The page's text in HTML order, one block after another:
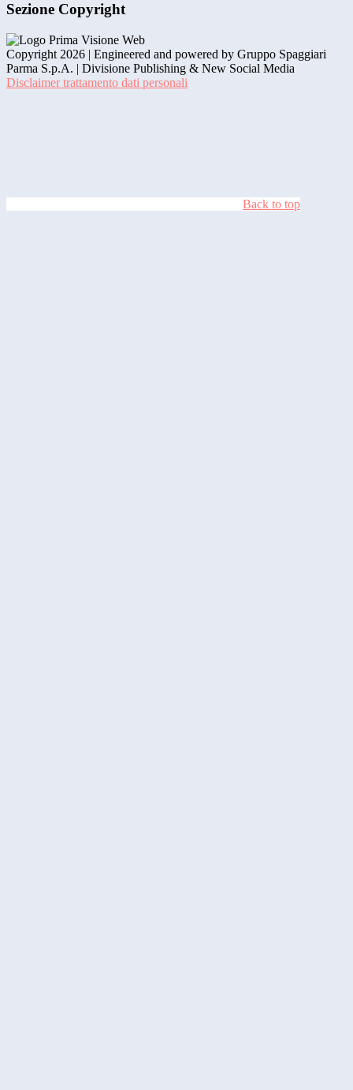
Sezione Copyright
Copyright 2026 | Engineered and powered by Gruppo Spaggiari
Parma S.p.A. | Divisione Publishing & New Social Media
Disclaimer trattamento dati personali
Back to top